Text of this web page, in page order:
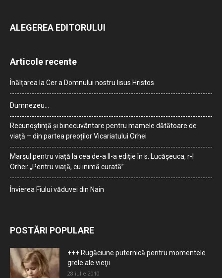
ALEGEREA EDITORULUI
Articole recente
Înălțarea la Cer a Domnului nostru Iisus Hristos
Dumnezeu…
Recunoștință și binecuvântare pentru mamele dătătoare de
viață – din partea preoților Vicariatului Orhei
Marșul pentru viață la cea de-a II-a ediție în s. Lucășeuca, r-l
Orhei: „Pentru viață, cu inimă curată”
Învierea Fiului văduvei din Nain
POSTĂRI POPULARE
+++ Rugăciune puternică pentru momentele
grele ale vieţii
28 iulie 2010